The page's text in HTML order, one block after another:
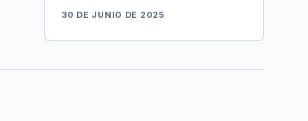
30 DE JUNIO DE 2025